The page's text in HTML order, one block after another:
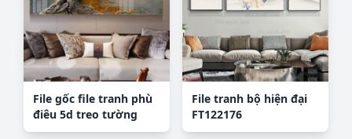
File gốc file tranh phù
điêu 5d treo tường
cực đẹp DK4576
File tranh bộ hiện đại
FT122176